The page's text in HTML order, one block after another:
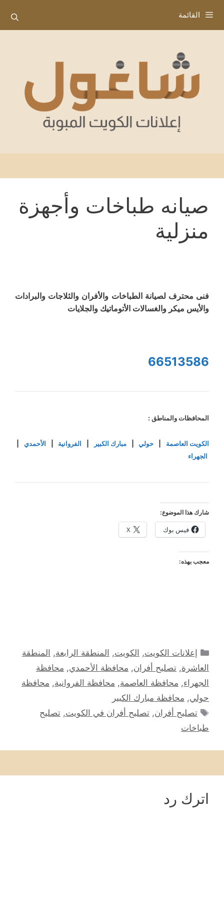
إلى
المحتوى
القائمة
صيانه طباخات وأجهزة
منزلية
فنى محترف لصيانة الطباخات والأفران والثلاجات والبرادات
والأيس ميكر والغسالات الأتوماتيك والجلايات
66513586
المحافظات والمناطق :
الكويت العاصمة حولي|مبارك الكبير الفروانية الأحمدي
الجهراء
شارك هذا الموضوع:
فيس بوك X
معجب بهذه:
التصنيفات
إعلانات الكويت, الكويت, المنطقة الرابعة, المنطقة
العاشرة, تصليح أفران, محافظة الأحمدي, محافظة
الجهراء, محافظة العاصمة, محافظة الفروانية, محافظة
حولي, محافظة مبارك الكبير
الوسوم
تصليح أفران,تصليح أفران في الكويت,تصليح
طباخات
اترك رد